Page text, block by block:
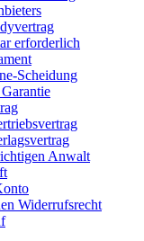
erforderlich
Scheidung
Anwalt
Widerrufsrecht